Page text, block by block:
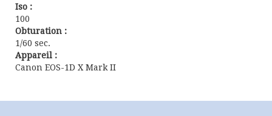
Iso :
100
Obturation :
1/60 sec.
Appareil :
Canon EOS-1D X Mark II